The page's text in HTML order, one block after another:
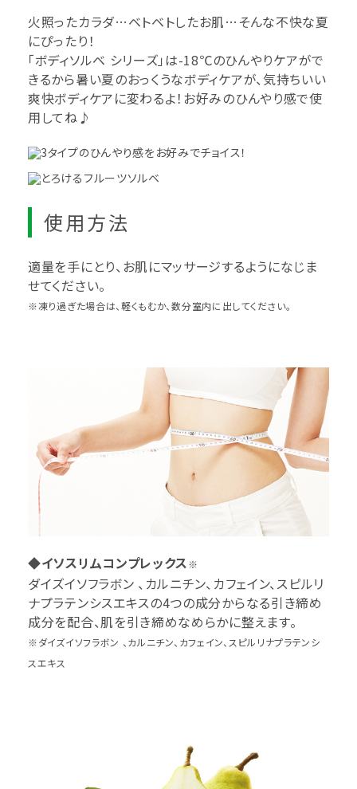
火照ったカラダ…ベトベトしたお肌…そんな不快な夏
にぴったり！
「ボディソルベ シリーズ」は-18℃のひんやりケアがで
きるから暑い夏のおっくうなボディケアが、気持ちいい
爽快ボディケアに変わるよ！お好みのひんやり感で使
用してね♪
使用方法
適量を手にとり、お肌にマッサージするようになじま
せてください。
※凍り過ぎた場合は、軽くもむか、数分室内に出してください。
◆イソスリムコンプレックス※
ダイズイソフラボン 、カルニチン、カフェイン、スピルリ
ナプラテンシスエキスの4つの成分からなる引き締め
成分を配合、肌を引き締めなめらかに整えます。
※ダイズイソフラボン 、カルニチン、カフェイン、スピルリナプラテンシ
スエキス